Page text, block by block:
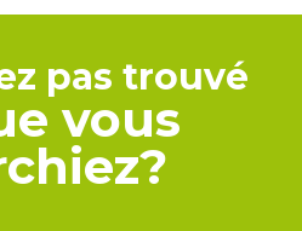
pas trouvé
vous